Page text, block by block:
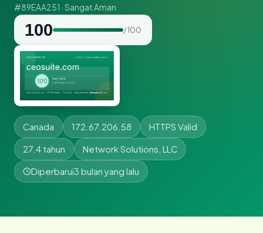
#89EAA251 · Sangat Aman
100 / 100
Canada 172.67.206.58 HTTPS Valid
27.4 tahun Network Solutions, LLC
Diperbarui3 bulan yang lalu